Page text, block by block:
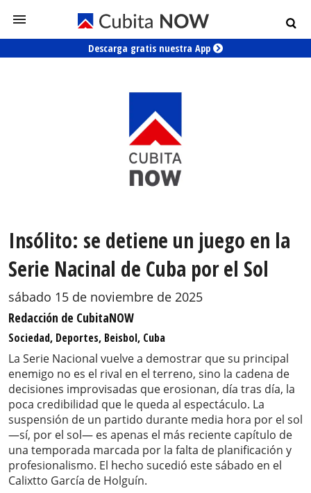
Descarga gratis nuestra App
Insólito: se detiene un juego en la
Serie Nacinal de Cuba por el Sol
sábado 15 de noviembre de 2025
Redacción de CubitaNOW
Sociedad, Deportes, Beisbol, Cuba
La Serie Nacional vuelve a demostrar que su principal
enemigo no es el rival en el terreno, sino la cadena de
decisiones improvisadas que erosionan, día tras día, la
poca credibilidad que le queda al espectáculo. La
suspensión de un partido durante media hora por el sol
—sí, por el sol— es apenas el más reciente capítulo de
una temporada marcada por la falta de planificación y
profesionalismo. El hecho sucedió este sábado en el
Calixtto García de Holguín.